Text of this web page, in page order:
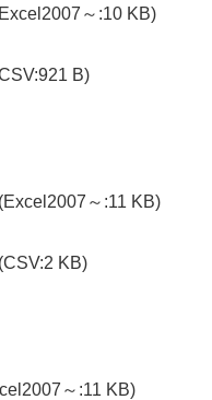
～:10 KB)
B)
(Excel2007～:11 KB)
(CSV:2 KB)
～:11 KB)